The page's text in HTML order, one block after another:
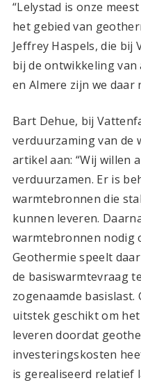
“Lelystad is onze
het gebied van
Jeffrey Haspels, die
bij de ontwikkeling van
en Almere zijn we daar
Bart Dehue, bij
verduurzaming van de
artikel aan: “Wij willen
verduurzamen. Er is
warmtebronnen die
kunnen leveren.
warmtebronnen nodig
Geothermie speelt
de basiswarmtevraag
zogenaamde
uitstek geschikt om
leveren doordat
investeringskosten
is gerealiseerd relatief